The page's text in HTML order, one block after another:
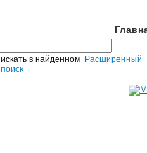
искать в найденном Расширенный
поиск